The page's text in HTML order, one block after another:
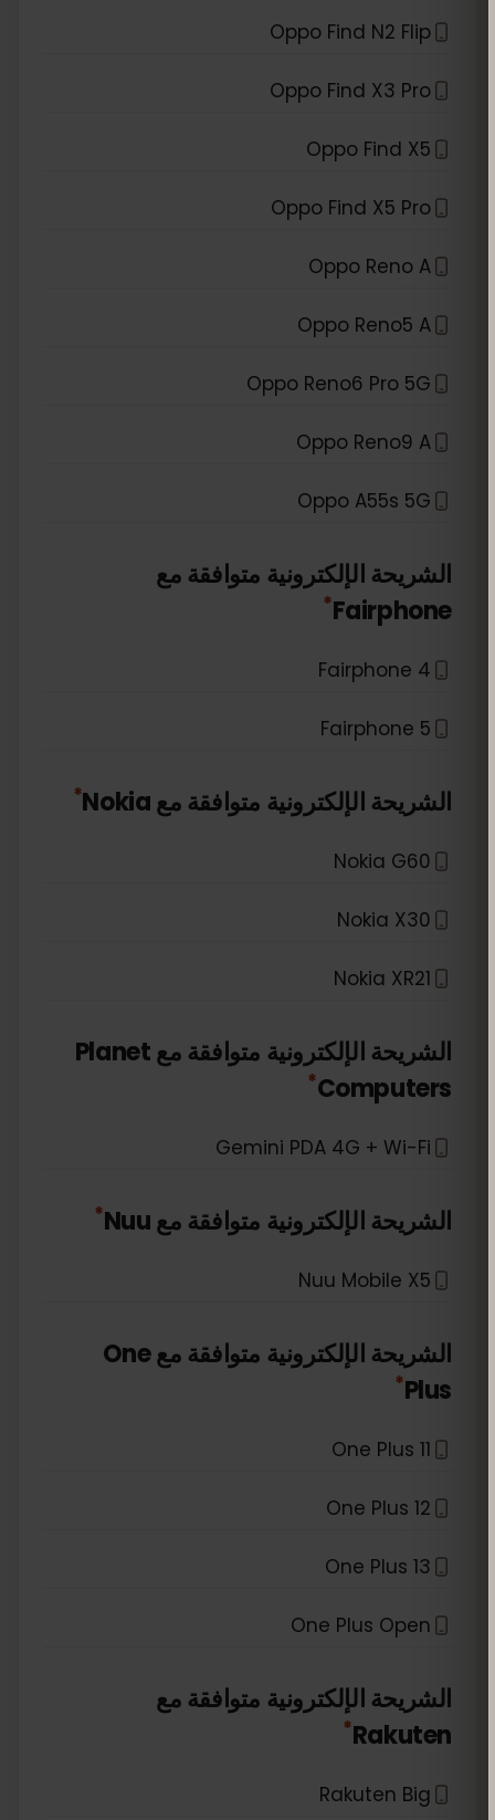
Oppo Find N2 Flip
Oppo Find X3 Pro
Oppo Find X5
Oppo Find X5 Pro
Oppo Reno A
Oppo Reno5 A
Oppo Reno6 Pro 5G
Oppo Reno9 A
Oppo A55s 5G
الشريحة الإلكترونية متوافقة مع
Fairphone
*
Fairphone 4
Fairphone 5
الشريحة الإلكترونية متوافقة معNokia
*
Nokia G60
Nokia X30
Nokia XR21
الشريحة الإلكترونية متوافقة معPlanet
Computers
*
Gemini PDA 4G + Wi-Fi
الشريحة الإلكترونية متوافقة معNuu
*
Nuu Mobile X5
الشريحة الإلكترونية متوافقة معOne
Plus
*
One Plus 11
One Plus 12
One Plus 13
One Plus Open
الشريحة الإلكترونية متوافقة مع
Rakuten
*
Rakuten Big